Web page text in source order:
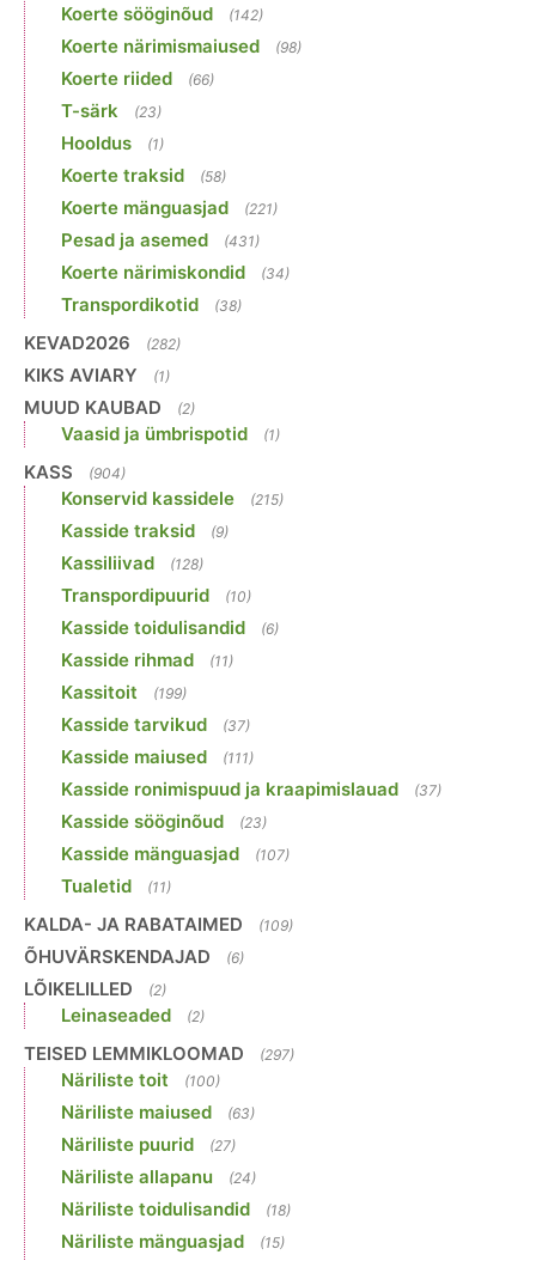
Koerte sööginõud (142)
Koerte närimismaiused (98)
Koerte riided (66)
T-särk (23)
Hooldus (1)
Koerte traksid (58)
Koerte mänguasjad (221)
Pesad ja asemed (431)
Koerte närimiskondid (34)
Transpordikotid (38)
KEVAD2026 (282)
KIKS AVIARY (1)
MUUD KAUBAD (2)
Vaasid ja ümbrispotid (1)
KASS (904)
Konservid kassidele (215)
Kasside traksid (9)
Kassiliivad (128)
Transpordipuurid (10)
Kasside toidulisandid (6)
Kasside rihmad (11)
Kassitoit (199)
Kasside tarvikud (37)
Kasside maiused (111)
Kasside ronimispuud ja kraapimislauad (37)
Kasside sööginõud (23)
Kasside mänguasjad (107)
Tualetid (11)
KALDA- JA RABATAIMED (109)
ÕHUVÄRSKENDAJAD (6)
LÕIKELILLED (2)
Leinaseaded (2)
TEISED LEMMIKLOOMAD (297)
Näriliste toit (100)
Näriliste maiused (63)
Näriliste puurid (27)
Näriliste allapanu (24)
Näriliste toidulisandid (18)
Näriliste mänguasjad (15)